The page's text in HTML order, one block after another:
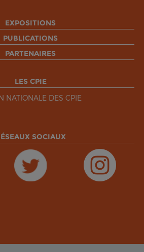
EXPOSITIONS
PUBLICATIONS
PARTENAIRES
LES CPIE
NATIONALE DES CPIE
SOCIAUX